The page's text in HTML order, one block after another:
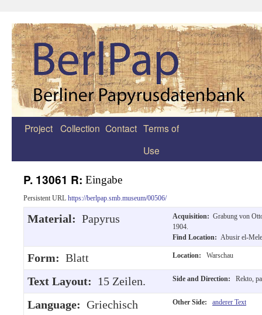
Zum
Project Collection Contact Terms of
Use
P. 13061 R: Eingabe
Persistent URL https://berlpap.smb.museum/00506/
Material: Papyrus Acquisition: Grabung von
1904.
Find Location: Abusir el-
Form: Blatt Location: Warschau
Text Layout: 15 Zeilen. Side and Direction: Rekto,
Language: Griechisch Other Side: anderer Text